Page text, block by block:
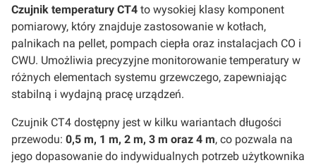
Czujnik temperatury CT4 to wysokiej klasy komponent
pomiarowy, który znajduje zastosowanie w kotłach,
palnikach na pellet, pompach ciepła oraz instalacjach CO i
CWU. Umożliwia precyzyjne monitorowanie temperatury w
różnych elementach systemu grzewczego, zapewniając
stabilną i wydajną pracę urządzeń.
Czujnik CT4 dostępny jest w kilku wariantach długości
przewodu: 0,5 m, 1 m, 2 m, 3 m oraz 4 m, co pozwala na
jego dopasowanie do indywidualnych potrzeb użytkownika